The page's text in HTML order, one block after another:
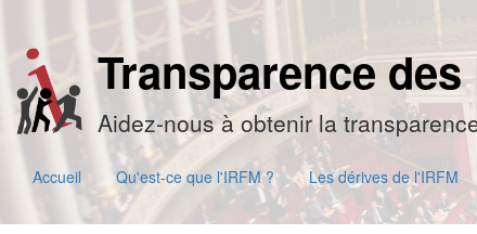
Transparence
Aidez-nous à obtenir la
Accueil Qu'est-ce que l'IRFM ? Les dérives de l'IRFM